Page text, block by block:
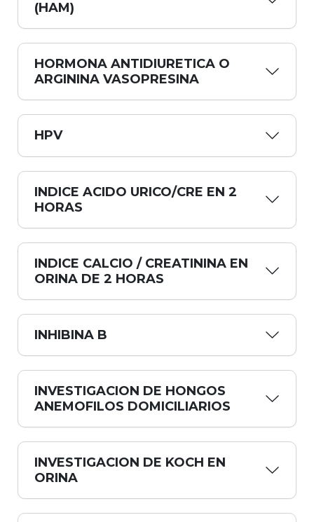
(HAM)
HORMONA ANTIDIURETICA O
ARGININA VASOPRESINA
HPV
INDICE ACIDO URICO/CRE EN 2
HORAS
INDICE CALCIO / CREATININA EN
ORINA DE 2 HORAS
INHIBINA B
INVESTIGACION DE HONGOS
ANEMOFILOS DOMICILIARIOS
INVESTIGACION DE KOCH EN
ORINA